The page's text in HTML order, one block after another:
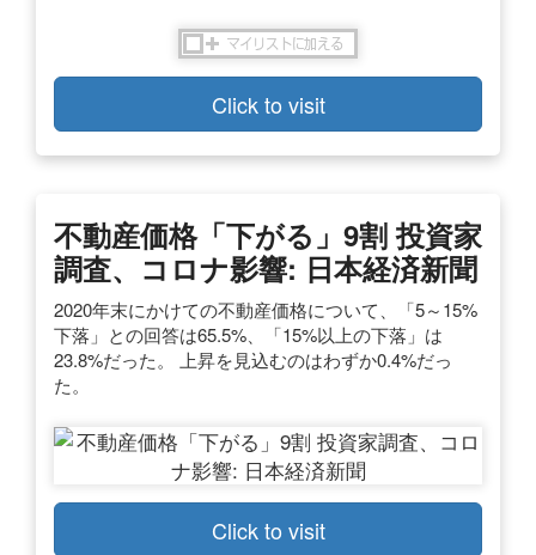
Click to visit
不動産価格「下がる」9割 投資家
調査、コロナ影響: 日本経済新聞
2020年末にかけての不動産価格について、「5～15%
下落」との回答は65.5%、「15%以上の下落」は
23.8%だった。 上昇を見込むのはわずか0.4%だっ
た。
Click to visit